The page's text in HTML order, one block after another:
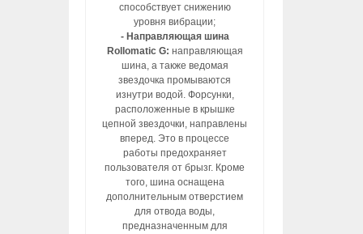
способствует снижению
уровня вибрации;
- Направляющая шина
Rollomatic G: направляющая
шина, а также ведомая
звездочка промываются
изнутри водой. Форсунки,
расположенные в крышке
цепной звездочки, направлены
вперед. Это в процессе
работы предохраняет
пользователя от брызг. Кроме
того, шина оснащена
дополнительным отверстием
для отвода воды,
предназначенным для